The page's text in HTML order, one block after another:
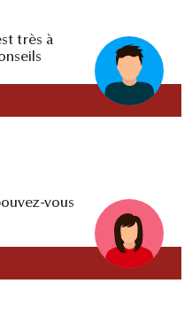
très à
vous